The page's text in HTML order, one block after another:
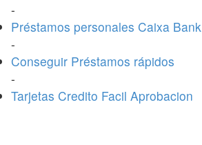
-
Préstamos personales Caixa Bank
-
Conseguir Préstamos rápidos
-
Tarjetas Credito Facil Aprobacion